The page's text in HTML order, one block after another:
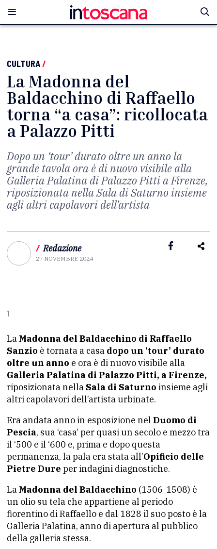
CULTURA/
La Madonna del
Baldacchino di Raffaello
torna “a casa”: ricollocata
a Palazzo Pitti
Dopo un ‘tour’ durato oltre un anno la
grande tavola ora è di nuovo visibile alla
Galleria Palatina di Palazzo Pitti a Firenze,
riposizionata nella Sala di Saturno insieme
agli altri capolavori dell’artista
/ Redazione
27 NOVEMBRE 2024
1
La Madonna del Baldacchino di Raffaello
Sanzio è tornata a casa dopo un ‘tour’ durato
oltre un anno e ora è di nuovo visibile alla
Galleria Palatina di Palazzo Pitti, a Firenze,
riposizionata nella Sala di Saturno insieme agli
altri capolavori dell’artista urbinate.
Era andata anno in esposizione nel Duomo di
Pescia, sua ‘casa’ per quasi un secolo e mezzo tra
il ‘500 e il ‘600 e, prima e dopo questa
permanenza, la pala era stata all’Opificio delle
Pietre Dure per indagini diagnostiche.
La Madonna del Baldacchino (1506-1508) è
un olio su tela che appartiene al periodo
fiorentino di Raffaello e dal 1828 il suo posto è la
Galleria Palatina, anno di apertura al pubblico
della galleria stessa.